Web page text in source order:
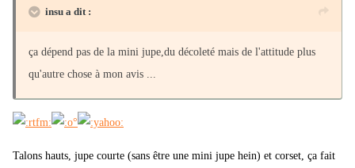
insu a dit :
ça dépend pas de la mini jupe,du décoleté mais de l'attitude plus
qu'autre chose à mon avis ...
Talons hauts, jupe courte (sans être une mini jupe hein) et corset, ça fait